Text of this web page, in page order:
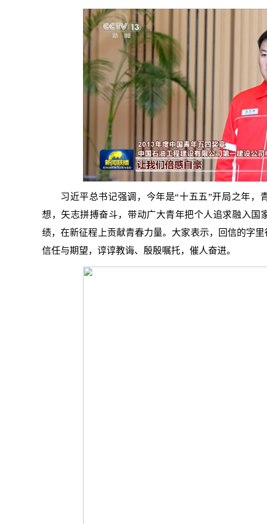
习 近平总书记强调，今年是“十五五”开局之年，
想，矢志拼搏奋斗，带动广大青年把个人追求融入国
绩，在新征程上贡献青春力量。大家表示，回信的字
信任与期望，谆谆教诲、殷殷嘱托，催人奋进。